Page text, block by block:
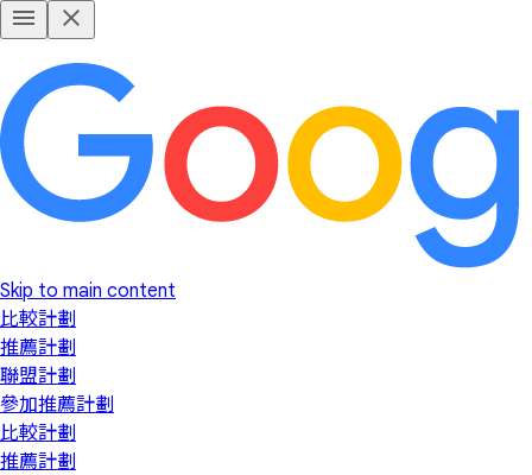
Skip to main content
比較計劃
推薦計劃
聯盟計劃
參加推薦計劃
比較計劃
推薦計劃